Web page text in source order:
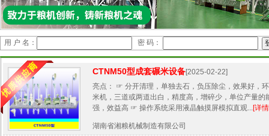
用 户 名： 密 码：
CTNM50型成套碾米设备[2025-02-22]
亮点： ☞ 分开清理，单独去石，负压除尘，效果好，
米机，三道或两道出白，精度高，增碎少，单位产量的
强，效益高 ☞ 操作系统采用液晶触摸屏模拟直观...[详
湖南省湘粮机械制造有限公司